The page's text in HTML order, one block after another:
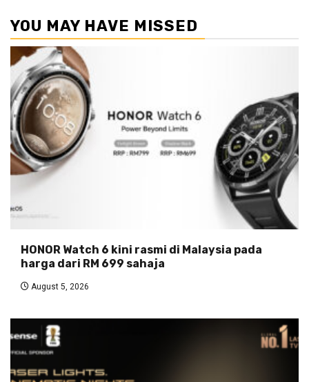
YOU MAY HAVE MISSED
HONOR Watch 6 kini rasmi di Malaysia pada
harga dari RM 699 sahaja
August 5, 2026